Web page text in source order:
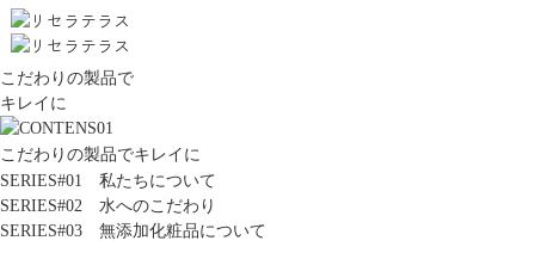
こだわりの製品で
キレイに
こだわりの製品でキレイに
SERIES#01 私たちについて
SERIES#02 水へのこだわり
SERIES#03 無添加化粧品について